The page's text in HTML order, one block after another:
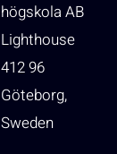
högskola AB
Lighthouse
412 96
Göteborg,
Sweden